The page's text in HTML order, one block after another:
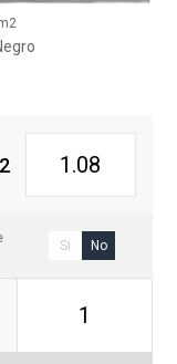
Si No
1